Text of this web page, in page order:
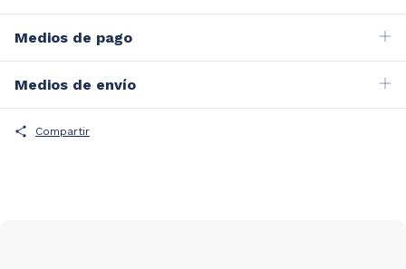
Medios de pago
Medios de envío
Compartir